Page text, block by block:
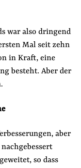
war also dringend
Mal seit zehn
in Kraft, eine
besteht. Aber der
aber
so dass